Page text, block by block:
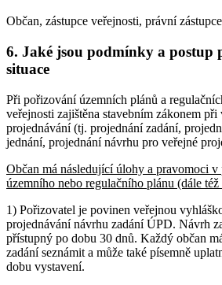
Občan, zástupce veřejnosti, právní
6. Jaké jsou podmínky a postup
situace
Při pořizování územních plánů a
veřejnosti zajištěna stavebním zákonem
projednávání (tj. projednání zadání,
jednání, projednání návrhu pro veřejné
Občan má následující úlohy a pravomoci v
územního nebo regulačního plánu (dále
1) Pořizovatel je povinen veřejnou
projednávání návrhu zadání ÚPD. Návrh
přístupný po dobu 30 dnů. Každý občan
zadání seznámit a může také písemně
dobu vystavení.